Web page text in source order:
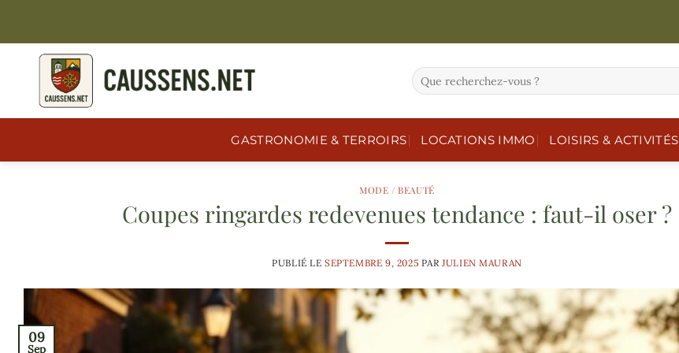
contenu
GASTRONOMIE & TERROIRS LOCATIONS IMMO LOISIRS & ACTIVITÉS
MODE / BEAUTÉ
Coupes ringardes redevenues tendance : faut-il oser ?
PUBLIÉ LESEPTEMBRE 9, 2025 PARJULIEN MAURAN
09
Sep